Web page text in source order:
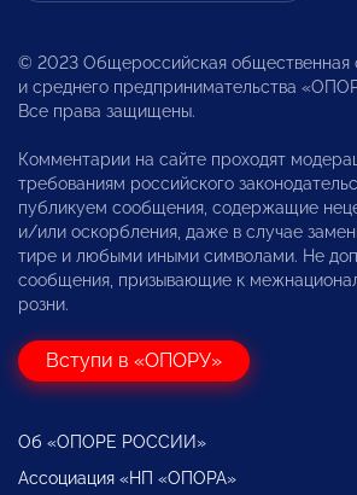
© 2023 Общероссийская общественная
и среднего предпринимательства
Все права защищены.
Комментарии на сайте проходят
требованиям российского
публикуем сообщения, содержащие
и/или оскорбления, даже в случае
тире и любыми иными символами. Не
сообщения, призывающие к
розни.
Вступи в «ОПОРУ»
Об «ОПОРЕ РОССИИ»
Ассоциация «НП «ОПОРА»